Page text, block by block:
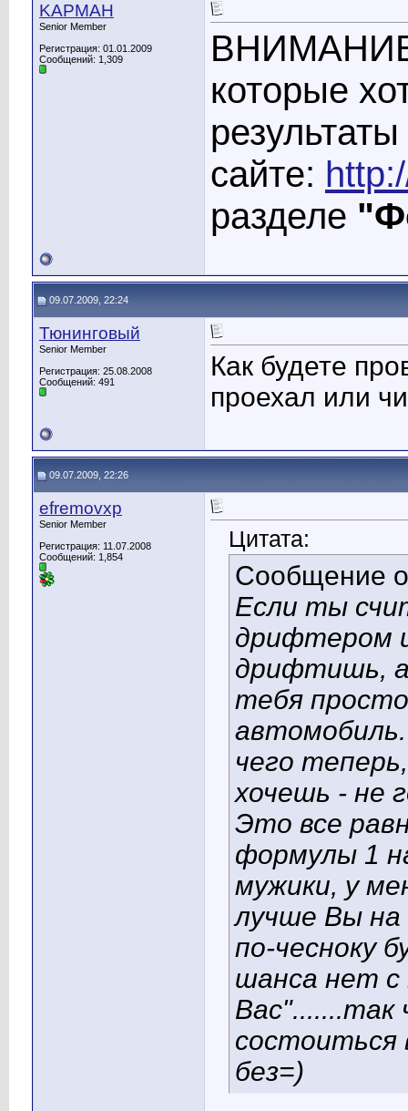
KAPMAH
Senior Member
Регистрация: 01.01.2009
Сообщений: 1,309
которые
сайте:
разделе
09.07.2009, 22:24
Тюнинговый
Senior Member
Регистрация: 25.08.2008
Сообщений: 491
Как будете
проехал или
09.07.2009, 22:26
efremovxp
Senior Member
Регистрация: 11.07.2008
Сообщений: 1,854
Цитата:
Сообщение
Если ты
дрифтером
дрифтишь,
тебя
чего
хочешь - не
Это все
формулы 1
мужики, у
лучше Вы на
по-чесноку
шанса нет с
состоиться
без=)